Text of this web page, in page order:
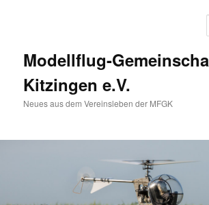
Modellflug-
Kitzingen e.V.
Neues aus dem Vereinsleben der MFGK